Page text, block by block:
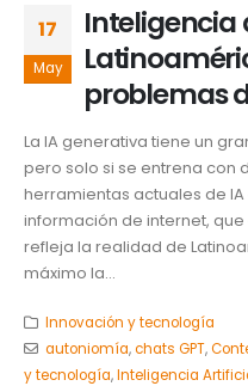
17
May
Inteligencia
problemas
La IA generativa tiene un
pero solo si se entrena con
herramientas actuales de
información de internet,
refleja la realidad de
máximo la...
Innovación y tecnología
autoniomía,chats GPT,
y tecnología,Inteligencia